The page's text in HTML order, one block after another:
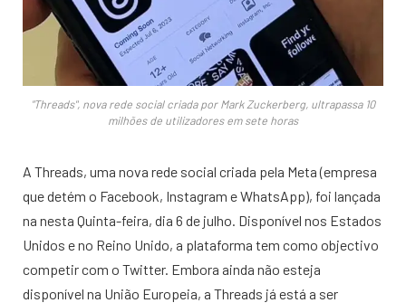
"Threads", nova rede social criada por Mark Zuckerberg, ultrapassa 10
milhões de utilizadores em sete horas
A Threads, uma nova rede social criada pela Meta (empresa
que detém o Facebook, Instagram e WhatsApp), foi lançada
na nesta Quinta-feira, dia 6 de julho. Disponível nos Estados
Unidos e no Reino Unido, a plataforma tem como objectivo
competir com o Twitter. Embora ainda não esteja
disponível na União Europeia, a Threads já está a ser